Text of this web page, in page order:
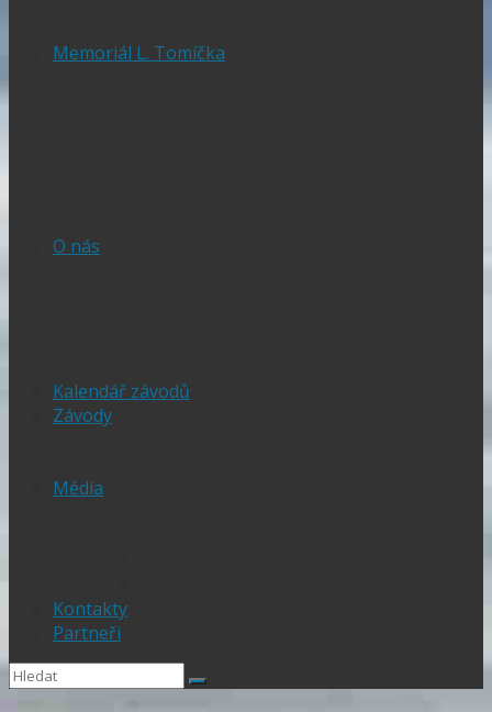
Memoriál L. Tomíčka
O nás
Kalendář závodů
Závody
Média
Kontakty
Partneři